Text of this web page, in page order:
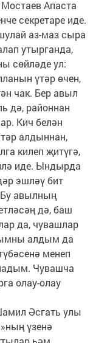
Апаста
секретаре иде.
аз-маз сыра
утырганда,
сөйләде ул:
үтәр өчен,
чак. Бер авыл
дә, районнан
Кич белән
алдыннан,
килеп җитүгә,
иде. Ындырда
эшләү бит
авылның
дә, баш
да, чувашлар
алдым да
менеп
Чувашча
олау-олау
Әсгать улы
үзенә